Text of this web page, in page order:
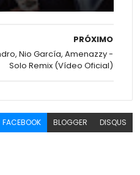
PRÓXIMO
Nio García, Amenazzy -
Solo Remix (Vídeo Oficial)
FACEBOOK BLOGGER DISQUS